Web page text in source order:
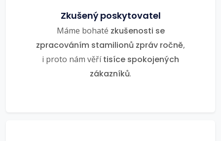
Zkušený poskytovatel
Máme bohaté zkušenosti se
zpracováním stamilionů zpráv ročně,
i proto nám věřítisíce spokojených
zákazníků.